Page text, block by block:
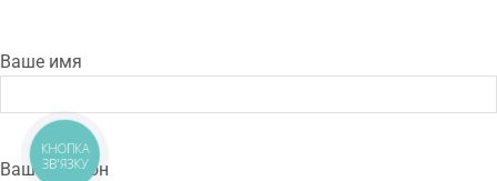
Ваше имя
Ваш телефон
КНОПКА
ЗВ'ЯЗКУ